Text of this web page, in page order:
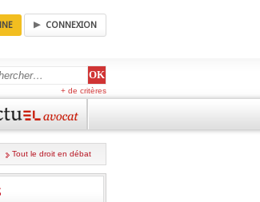
CONNEXION
+ de critères
Tout le droit en débat